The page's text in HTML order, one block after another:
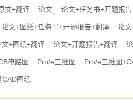
文+翻译 论文 论文+任务书+开题报告
论文+图纸+任务书+开题报告+翻译 论
文+图纸+翻译 论文+开题报告+翻译
电路图 Pro/e三维图 Pro/e三维图
CAD图纸